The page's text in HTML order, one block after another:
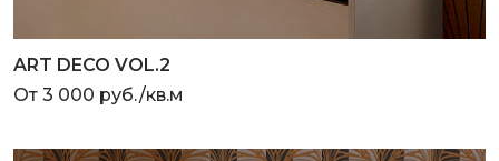
ART DECO VOL.2
От 3 000 руб./кв.м